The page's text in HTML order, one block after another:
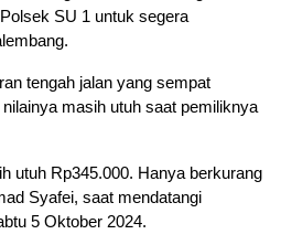
SU 1 untuk segera
tengah jalan yang sempat
masih utuh saat pemiliknya
utuh Rp345.000. Hanya berkurang
Syafei, saat mendatangi
5 Oktober 2024.